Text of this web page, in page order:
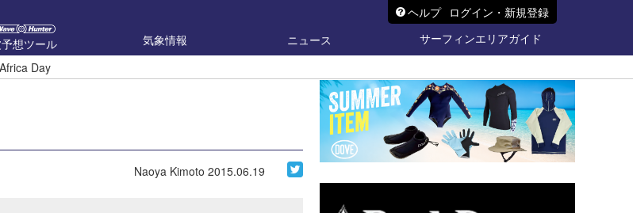
ヘルプ ログイン・新規登録
想ツール 気象情報 ニュース
サーフィンエリアガイド
Day
Naoya Kimoto 2015.06.19